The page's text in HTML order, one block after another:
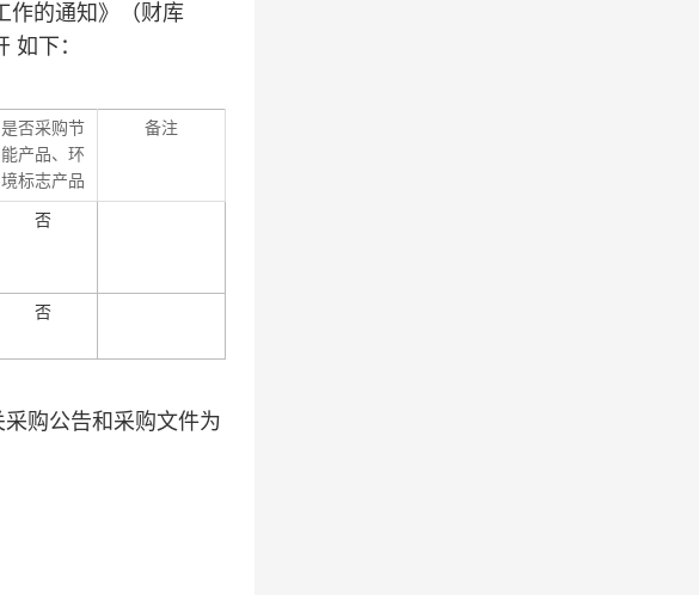
的通知》（财库
如下：
是否采购节
能产品、环
境标志产品
备注
否
否
购公告和采购文件为